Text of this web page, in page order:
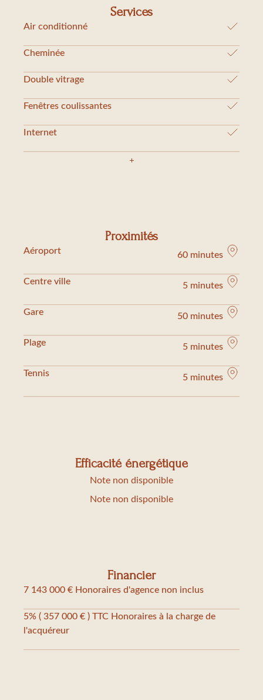
Services
Air conditionné
Cheminée
Double vitrage
Fenêtres coulissantes
Internet
Proximités
Aéroport 60 minutes
Centre ville 5 minutes
Gare 50 minutes
Plage 5 minutes
Tennis 5 minutes
Efficacité énergétique
Note non disponible
Note non disponible
Financier
7 143 000 € Honoraires d'agence non inclus
5% ( 357 000 € ) TTC Honoraires à la charge de
l'acquéreur